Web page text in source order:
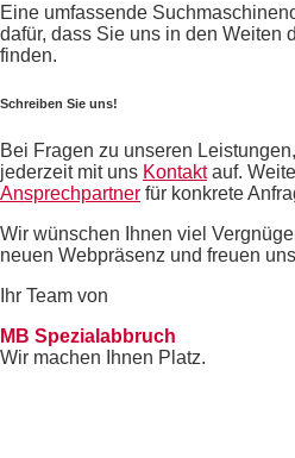
Eine umfassende
dafür, dass Sie uns in den Weiten
finden.
Schreiben Sie uns!
Bei Fragen zu unseren
jederzeit mit uns Kontaktauf.
Ansprechpartner für konkrete
Wir wünschen Ihnen viel
neuen Webpräsenz und freuen
Ihr Team von
MB Spezialabbruch
Wir machen Ihnen Platz.